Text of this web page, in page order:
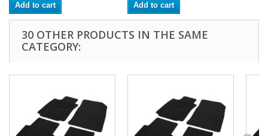
Add to cart Add to cart
30 OTHER PRODUCTS IN THE SAME
CATEGORY: